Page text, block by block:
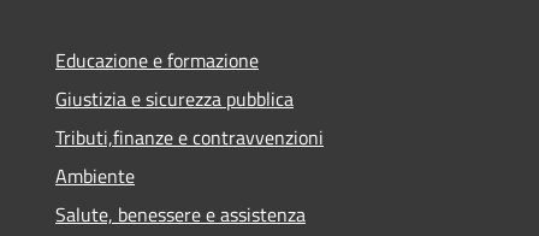
Educazione e formazione
Giustizia e sicurezza pubblica
Tributi,finanze e contravvenzioni
Ambiente
Salute, benessere e assistenza